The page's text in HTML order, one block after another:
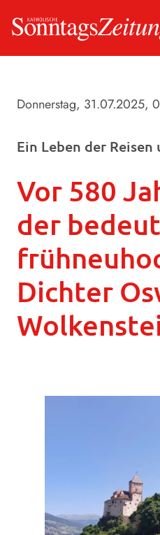
Donnerstag, 31.07.2025,
Ein Leben der Reisen
Vor 580
der
Dichter